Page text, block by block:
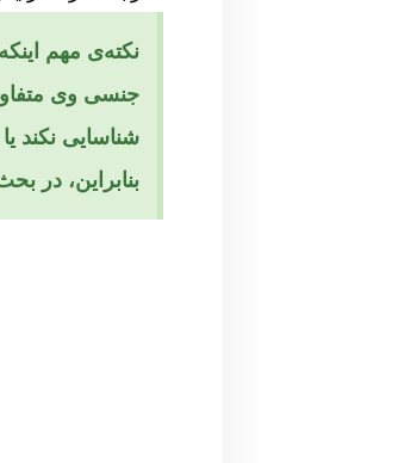
نکته‌ی مهم
جنسی وی
شناسایی نکند
بنابراین، در